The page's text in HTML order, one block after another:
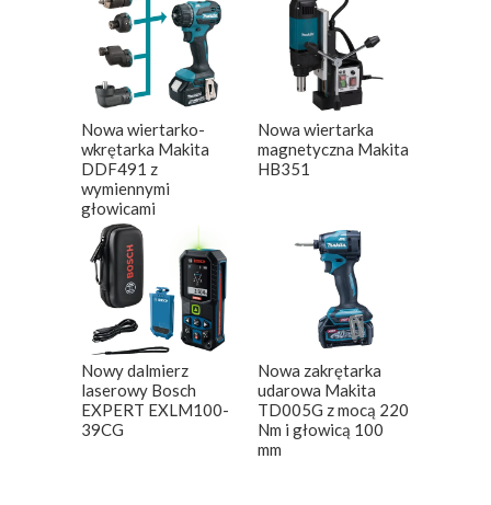
Nowa wiertarko-
wkrętarka Makita
DDF491 z
wymiennymi
głowicami
Nowa wiertarka
magnetyczna Makita
HB351
Nowy dalmierz
laserowy Bosch
EXPERT EXLM100-
39CG
Nowa zakrętarka
udarowa Makita
TD005G z mocą 220
Nm i głowicą 100
mm